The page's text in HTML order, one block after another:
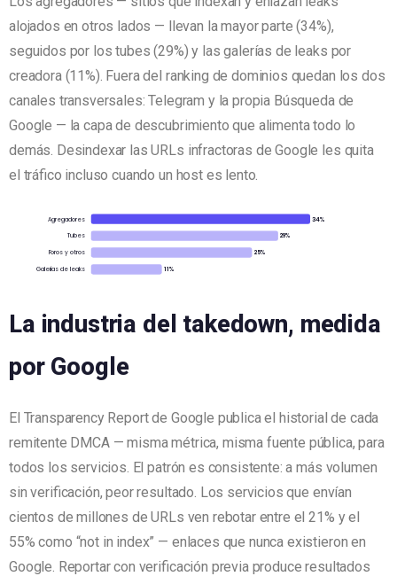
alojados en otros lados — llevan la mayor parte (34%),
seguidos por los tubes (29%) y las galerías de leaks por
creadora (11%). Fuera del ranking de dominios quedan los dos
canales transversales: Telegram y la propia Búsqueda de
Google — la capa de descubrimiento que alimenta todo lo
demás. Desindexar las URLs infractoras de Google les quita
el tráfico incluso cuando un host es lento.
Agregadores 34%
Tubes 29%
Foros y otros 25%
Galerías de leaks 11%
La industria del takedown, medida
por Google
El Transparency Report de Google publica el historial de cada
remitente DMCA — misma métrica, misma fuente pública, para
todos los servicios. El patrón es consistente: a más volumen
sin verificación, peor resultado. Los servicios que envían
cientos de millones de URLs ven rebotar entre el 21% y el
55% como “not in index” — enlaces que nunca existieron en
Google. Reportar con verificación previa produce resultados